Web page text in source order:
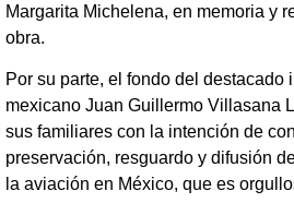
Margarita Michelena, en memoria y
obra.
Por su parte, el fondo del destacado
mexicano Juan Guillermo Villasana
sus familiares con la intención de
preservación, resguardo y difusión
la aviación en México, que es